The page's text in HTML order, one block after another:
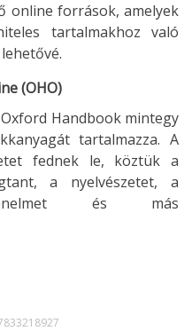
online források, amelyek
tartalmakhoz való
(OHO)
Handbook mintegy
tartalmazza. A
fednek le, köztük a
a nyelvészetet, a
és más